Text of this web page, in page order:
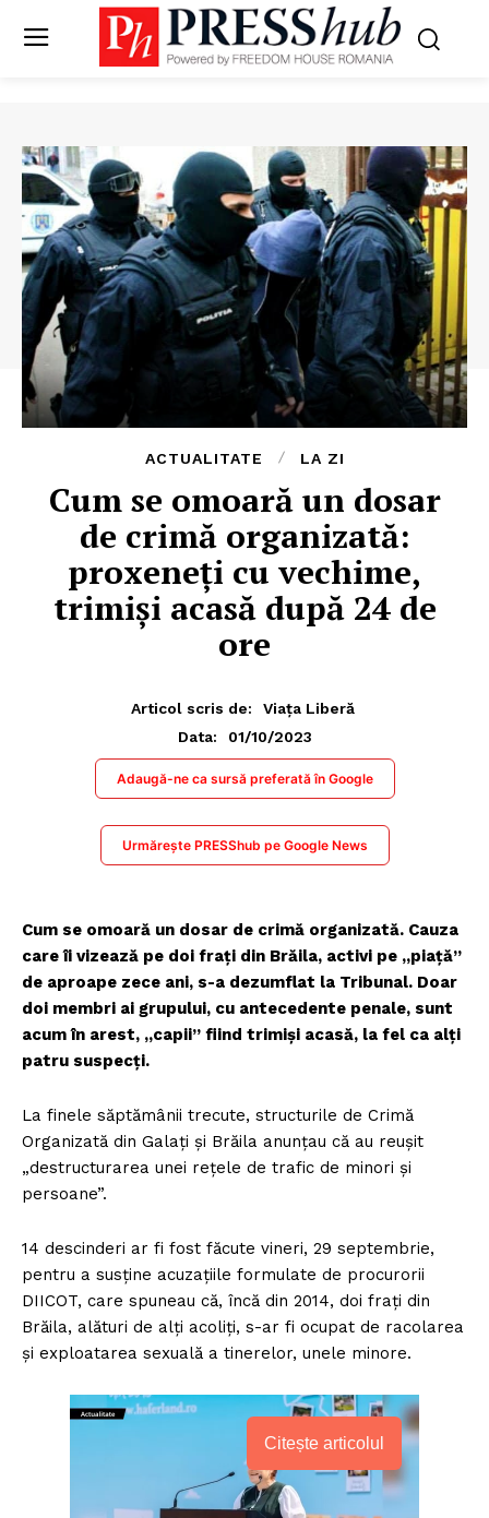
ACTUALITATE LA ZI
Cum se omoară un dosar
de crimă organizată:
proxeneți cu vechime,
trimiși acasă după 24 de
ore
Articol scris de:
Viața Liberă
Data:
01/10/2023
Adaugă-ne ca sursă preferată în Google
Urmărește PRESShub pe Google News
Cum se omoară un dosar de crimă organizată. Cauza
care îi vizează pe doi frați din Brăila, activi pe „piață”
de aproape zece ani, s-a dezumflat la Tribunal. Doar
doi membri ai grupului, cu antecedente penale, sunt
acum în arest, „capii” fiind trimiși acasă, la fel ca alți
patru suspecți.
La finele săptămânii trecute, structurile de Crimă
Organizată din Galați și Brăila anunțau că au reușit
„destructurarea unei rețele de trafic de minori și
persoane”.
14 descinderi ar fi fost făcute vineri, 29 septembrie,
pentru a susține acuzațiile formulate de procurorii
DIICOT, care spuneau că, încă din 2014, doi frați din
Brăila, alături de alți acoliți, s-ar fi ocupat de racolarea
și exploatarea sexuală a tinerelor, unele minore.
Citește articolul